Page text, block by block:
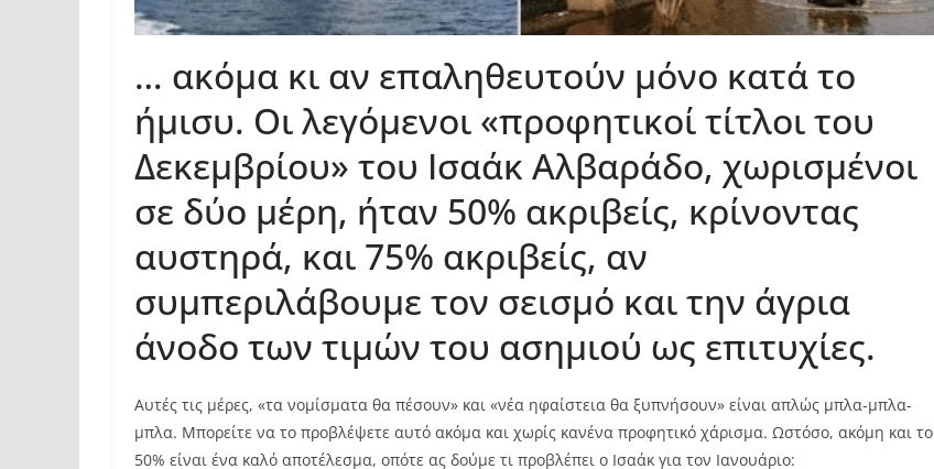
… ακόμα κι αν επαληθευτούν μόνο κατά το
ήμισυ. Οι λεγόμενοι «προφητικοί τίτλοι του
Δεκεμβρίου» του Ισαάκ Αλβαράδο, χωρισμένοι
σε δύο μέρη, ήταν 50% ακριβείς, κρίνοντας
αυστηρά, και 75% ακριβείς, αν
συμπεριλάβουμε τον σεισμό και την άγρια ​​
άνοδο των τιμών του ασημιού ως επιτυχίες.
Αυτές τις μέρες, «τα νομίσματα θα πέσουν» και «νέα ηφαίστεια θα ξυπνήσουν» είναι απλώς μπλα-μπλα-
μπλα. Μπορείτε να το προβλέψετε αυτό ακόμα και χωρίς κανένα προφητικό χάρισμα. Ωστόσο, ακόμη και το
50% είναι ένα καλό αποτέλεσμα, οπότε ας δούμε τι προβλέπει ο Ισαάκ για τον Ιανουάριο: